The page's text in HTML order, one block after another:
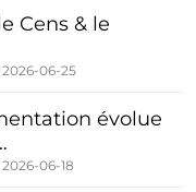
Cens & le
2026-06-25
évolue
06-18